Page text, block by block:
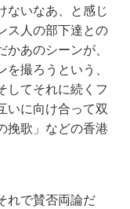
ないなあ、と感じ
ス人の部下達との
あのシーンが、
撮ろうという、
してそれに続くフ
いに向け合って双
挽歌」などの香港
れで賛否両論だ